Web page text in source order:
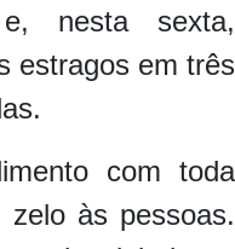
nesta sexta,
estragos em três
com toda
zelo às pessoas.